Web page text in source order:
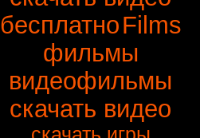
бесплатноFilms
фильмы
видеофильмы
скачать видео